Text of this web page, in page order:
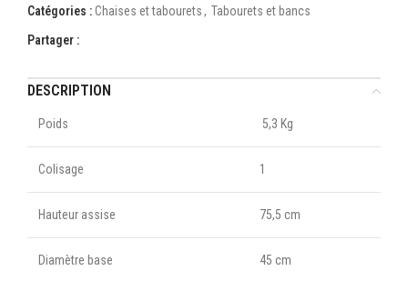
Catégories :Chaises et tabourets, Tabourets et bancs
Partager :
DESCRIPTION
Poids 5,3 Kg
Colisage 1
Hauteur assise 75,5 cm
Diamètre base 45 cm